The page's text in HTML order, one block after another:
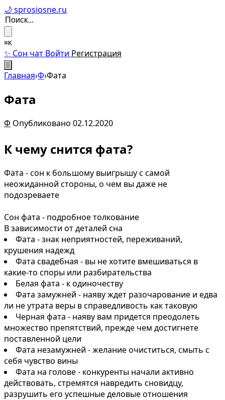
🌙 sprosiosne.ru
⌘K
✨ Сон чат Войти Регистрация
☰
Главная›Ф›Фата
Фата
Ф Опубликовано 02.12.2020
К чему снится фата?
Фата - сон к большому выигрышу с самой
неожиданной стороны, о чем вы даже не
подозреваете
Сон фата - подробное толкование
В зависимости от деталей сна
Фата - знак неприятностей, переживаний,
крушения надежд
Фата свадебная - вы не хотите вмешиваться в
какие-то споры или разбирательства
Белая фата - к одиночеству
Фата замужней - наяву ждет разочарование и едва
ли не утрата веры в справедливость как таковую
Черная фата - наяву вам придется преодолеть
множество препятствий, прежде чем достигнете
поставленной цели
Фата незамужней - желание очиститься, смыть с
себя чувство вины
Фата на голове - конкуренты начали активно
действовать, стремятся навредить сновидцу,
разрушить его успешные деловые отношения